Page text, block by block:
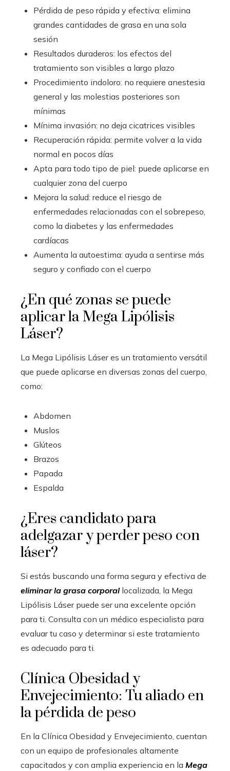
Pérdida de peso rápida y efectiva: elimina
grandes cantidades de grasa en una sola
sesión
Resultados duraderos: los efectos del
tratamiento son visibles a largo plazo
Procedimiento indoloro: no requiere anestesia
general y las molestias posteriores son
mínimas
Mínima invasión: no deja cicatrices visibles
Recuperación rápida: permite volver a la vida
normal en pocos días
Apta para todo tipo de piel: puede aplicarse en
cualquier zona del cuerpo
Mejora la salud: reduce el riesgo de
enfermedades relacionadas con el sobrepeso,
como la diabetes y las enfermedades
cardíacas
Aumenta la autoestima: ayuda a sentirse más
seguro y confiado con el cuerpo
¿En qué zonas se puede
aplicar la Mega Lipólisis
Láser?
La Mega Lipólisis Láser es un tratamiento versátil
que puede aplicarse en diversas zonas del cuerpo,
como:
Abdomen
Muslos
Glúteos
Brazos
Papada
Espalda
¿Eres candidato para
adelgazar y perder peso con
láser?
Si estás buscando una forma segura y efectiva de
eliminar la grasa corporallocalizada, la Mega
Lipólisis Láser puede ser una excelente opción
para ti. Consulta con un médico especialista para
evaluar tu caso y determinar si este tratamiento
es adecuado para ti.
Clínica Obesidad y
Envejecimiento: Tu aliado en
la pérdida de peso
En la Clínica Obesidad y Envejecimiento, cuentan
con un equipo de profesionales altamente
capacitados y con amplia experiencia en la Mega